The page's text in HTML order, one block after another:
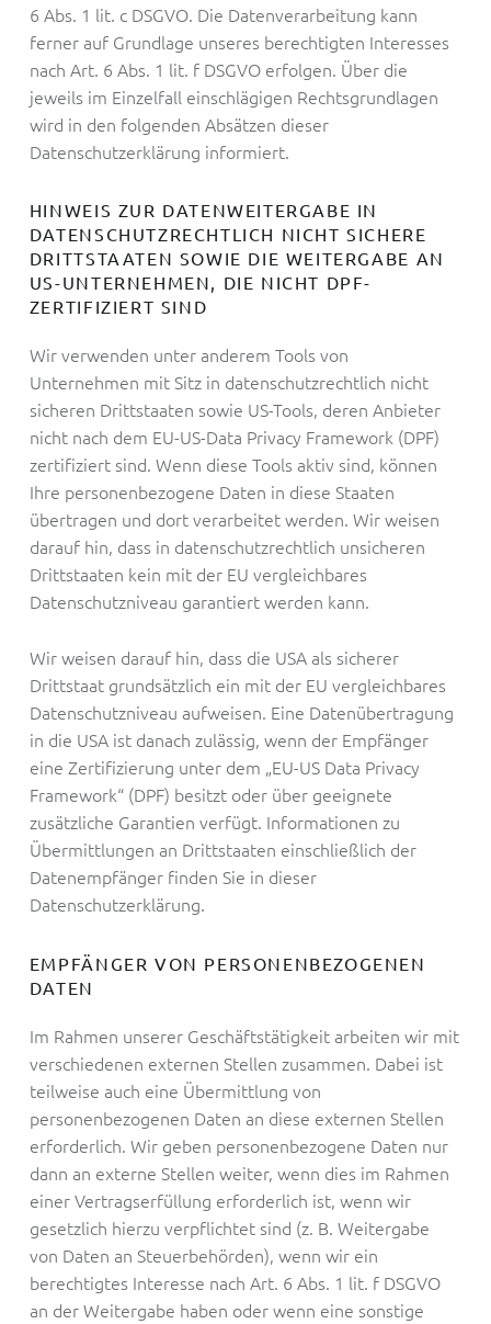
6 Abs. 1 lit. c DSGVO. Die Datenverarbeitung kann
ferner auf Grundlage unseres berechtigten Interesses
nach Art. 6 Abs. 1 lit. f DSGVO erfolgen. Über die
jeweils im Einzelfall einschlägigen Rechtsgrundlagen
wird in den folgenden Absätzen dieser
Datenschutzerklärung informiert.
HINWEIS ZUR DATENWEITERGABE IN
DATENSCHUTZRECHTLICH NICHT SICHERE
DRITTSTAATEN SOWIE DIE WEITERGABE AN
US-UNTERNEHMEN, DIE NICHT DPF-
ZERTIFIZIERT SIND
Wir verwenden unter anderem Tools von
Unternehmen mit Sitz in datenschutzrechtlich nicht
sicheren Drittstaaten sowie US-Tools, deren Anbieter
nicht nach dem EU-US-Data Privacy Framework (DPF)
zertifiziert sind. Wenn diese Tools aktiv sind, können
Ihre personenbezogene Daten in diese Staaten
übertragen und dort verarbeitet werden. Wir weisen
darauf hin, dass in datenschutzrechtlich unsicheren
Drittstaaten kein mit der EU vergleichbares
Datenschutzniveau garantiert werden kann.
Wir weisen darauf hin, dass die USA als sicherer
Drittstaat grundsätzlich ein mit der EU vergleichbares
Datenschutzniveau aufweisen. Eine Datenübertragung
in die USA ist danach zulässig, wenn der Empfänger
eine Zertifizierung unter dem „EU-US Data Privacy
Framework“ (DPF) besitzt oder über geeignete
zusätzliche Garantien verfügt. Informationen zu
Übermittlungen an Drittstaaten einschließlich der
Datenempfänger finden Sie in dieser
Datenschutzerklärung.
EMPFÄNGER VON PERSONENBEZOGENEN
DATEN
Im Rahmen unserer Geschäftstätigkeit arbeiten wir mit
verschiedenen externen Stellen zusammen. Dabei ist
teilweise auch eine Übermittlung von
personenbezogenen Daten an diese externen Stellen
erforderlich. Wir geben personenbezogene Daten nur
dann an externe Stellen weiter, wenn dies im Rahmen
einer Vertragserfüllung erforderlich ist, wenn wir
gesetzlich hierzu verpflichtet sind (z. B. Weitergabe
von Daten an Steuerbehörden), wenn wir ein
berechtigtes Interesse nach Art. 6 Abs. 1 lit. f DSGVO
an der Weitergabe haben oder wenn eine sonstige